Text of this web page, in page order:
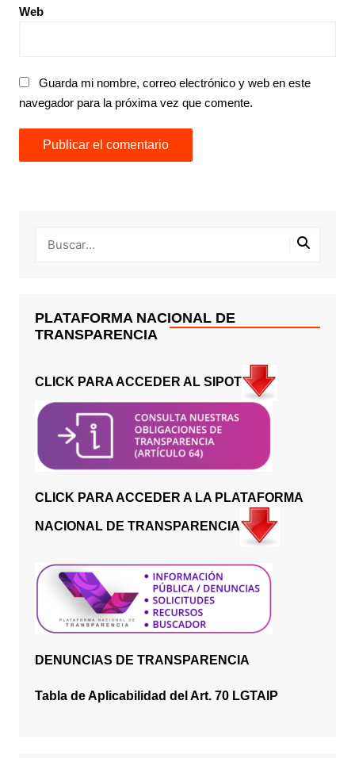
Web
Guarda mi nombre, correo electrónico y web en este
navegador para la próxima vez que comente.
PLATAFORMA NACIONAL DE
TRANSPARENCIA
CLICK PARA ACCEDER AL SIPOT
CLICK PARA ACCEDER A LA PLATAFORMA
NACIONAL DE TRANSPARENCIA
DENUNCIAS DE TRANSPARENCIA
Tabla de Aplicabilidad del Art. 70 LGTAIP